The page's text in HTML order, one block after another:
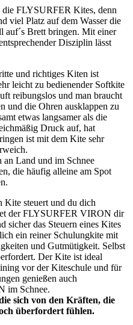
die FLYSURFER Kites, denn
viel Platz auf dem Wasser die
auf´s Brett bringen. Mit einer
Disziplin lässt
und richtiges Kiten ist
leicht zu bedienender Softkite
reibungslos und man braucht
und die Ohren ausklappen zu
etwas langsamer als die
Druck auf, hat
ist mit dem Kite sehr
Land und im Schnee
die häufig alleine am Spot
Kite steuert und du dich
der FLYSURFER VIRON dir
sicher das Steuern eines Kites
ein reiner Schulungkite mit
und Gutmütigkeit. Selbst
Der Kite ist ideal
vor der Kiteschule und für
genießen auch
im Schnee.
sich von den Kräften, die
überfordert fühlen.